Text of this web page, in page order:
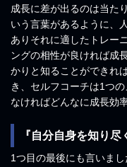
成長に差が出るのは当た
いう言葉があるように、
ありそれに適したトレー
ングの相性が良ければ成
かりと知ることができれ
き、セルフコーチは1つ
なければどんなに成長効
『自分自身を知り尽
1つ目の最後にも言いま